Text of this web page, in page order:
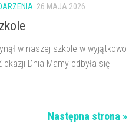
26 MAJA 2026
w naszej szkole w wyjątkowo
Dnia Mamy odbyła się
Następna strona »